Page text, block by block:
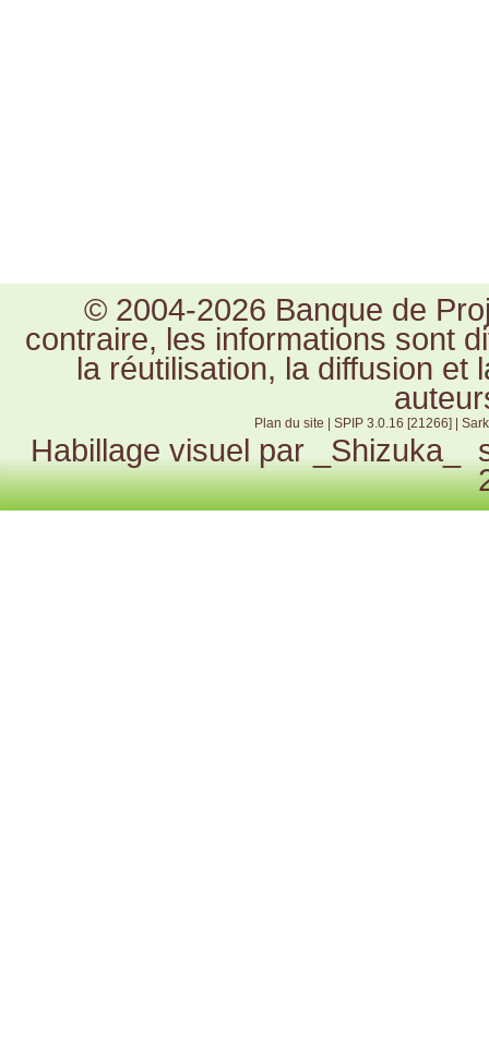
© 2004-2026 Banque de
contraire, les informations sont
la réutilisation, la diffusion et
Plan du site SPIP 3.0.16 [21266]
Habillage visuel par _Shizuka_